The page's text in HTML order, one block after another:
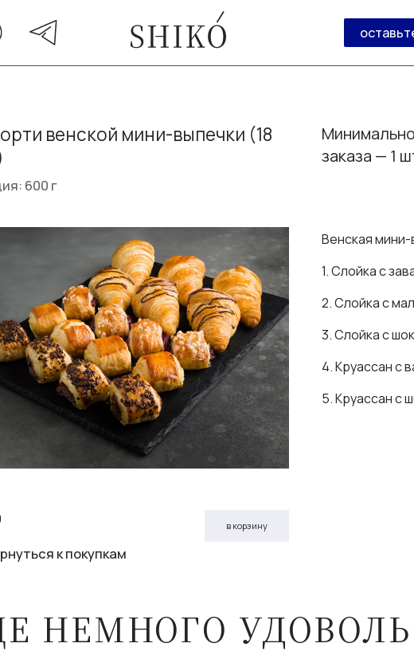
венской мини-выпечки (18
600 г
заказа — 1
в корзину
к покупкам
Венская
1. Слойка с
2. Слойка с
3. Слойка с
4. Круассан с
5. Круассан с
НЕМНОГО